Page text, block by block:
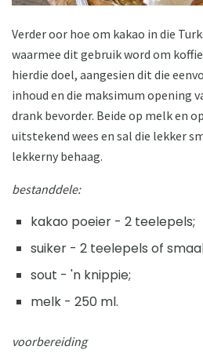
Verder oor hoe om kakao in die
waarmee dit gebruik word om
hierdie doel, aangesien dit die
inhoud en die maksimum opening
drank bevorder. Beide op melk en
uitstekend wees en sal die lekker
lekkerny behaag.
bestanddele:
kakao poeier - 2 teelepels;
suiker - 2 teelepels of
sout - 'n knippie;
melk - 250 ml.
voorbereiding